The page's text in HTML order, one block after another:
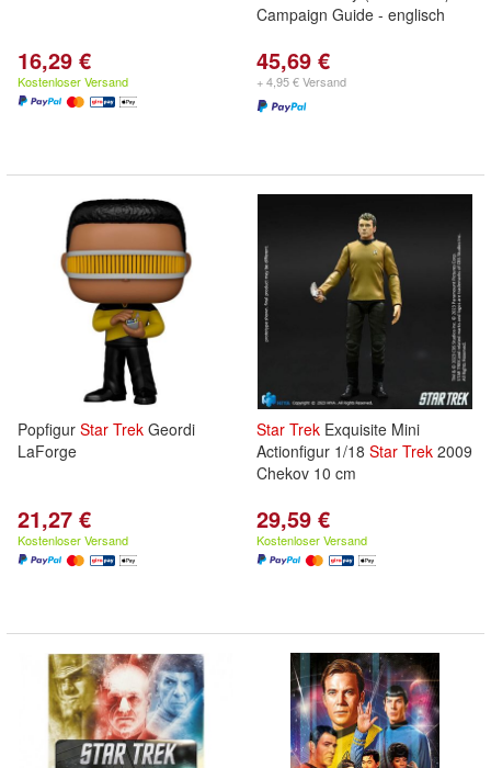
16,29 €
Kostenloser Versand
Campaign Guide - englisch
45,69 €
+ 4,95 € Versand
Popfigur Star Trek Geordi
LaForge
21,27 €
Kostenloser Versand
Star Trek Exquisite Mini
Actionfigur 1/18 Star Trek 2009
Chekov 10 cm
29,59 €
Kostenloser Versand